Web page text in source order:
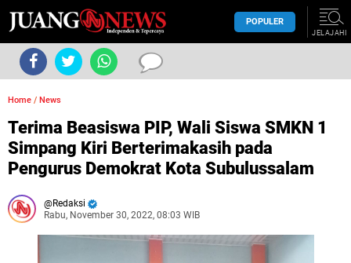
POPULER
JELAJAHI
Home / News
Terima Beasiswa PIP, Wali Siswa SMKN 1
Simpang Kiri Berterimakasih pada
Pengurus Demokrat Kota Subulussalam
Redaksi
Rabu, November 30, 2022, 08:03 WIB